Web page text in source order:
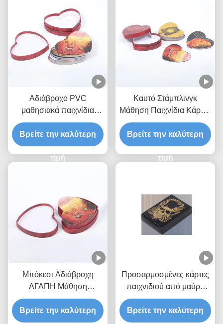
Αδιάβροχο PVC
μαθησιακά παιχνίδια
κάρτες θερμή σφραγίδα
LOVE σχήμα
Βρείτε την καλύτερη
τιμή
Καυτό Στάμπλινγκ
Μάθηση Παιχνίδια Κάρτες
Custom Designed
Παιχνίδια ODM
Βρείτε την καλύτερη
τιμή
Μπόκεσι Αδιάβροχη
ΑΓΑΠΗ Μάθηση
Παιχνίδια Κάρτες Ζεστή
Στάμπλινγκ
Βρείτε την καλύτερη
Προσαρμοσμένες κάρτες
παιχνιδιού από μαύρο
PVC
Βρείτε την καλύτερη